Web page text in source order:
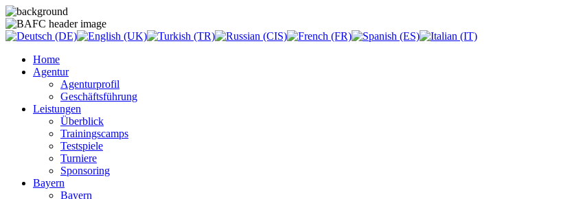
Home
Agentur
Agenturprofil
Geschäftsführung
Leistungen
Überblick
Trainingscamps
Testspiele
Turniere
Sponsoring
Bayern
Bayern